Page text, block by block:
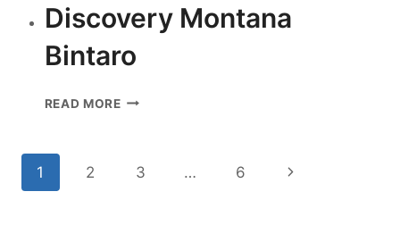
Discovery Montana
Bintaro
READ MOREDISCOVERY
Page
1 2 3 … 6
Next